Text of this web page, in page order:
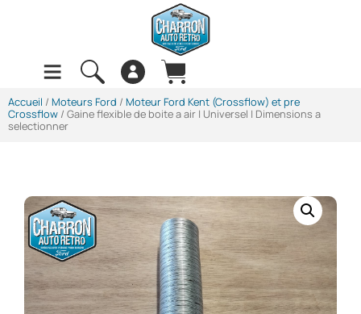
Accueil / Moteurs Ford / Moteur Ford Kent (Crossflow) et pre
Crossflow / Gaine flexible de boite a air | Universel | Dimensions a
selectionner